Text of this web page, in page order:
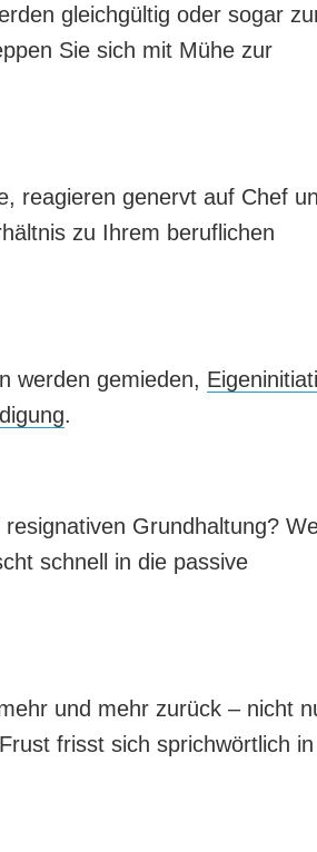
gleichgültig oder sogar
Sie sich mit Mühe zur
reagieren genervt auf Chef
zu Ihrem beruflichen
werden gemieden,
.
Grundhaltung?
schnell in die passive
und mehr zurück – nicht
frisst sich sprichwörtlich in